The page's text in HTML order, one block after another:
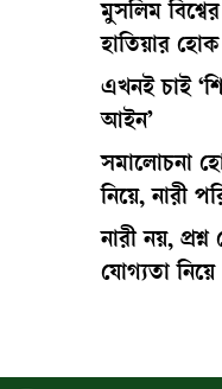
মুসলিম
হাতিয়ার হোক
এখনই চাই
আইন’
সমালোচনা
নিয়ে, নারী
নারী নয়,
যোগ্যতা নিয়ে